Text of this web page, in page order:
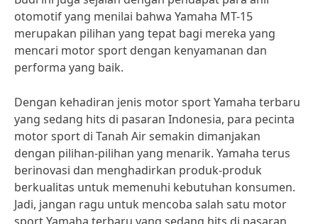
otomotif yang menilai bahwa Yamaha MT-15
merupakan pilihan yang tepat bagi mereka yang
mencari motor sport dengan kenyamanan dan
performa yang baik.
Dengan kehadiran jenis motor sport Yamaha terbaru
yang sedang hits di pasaran Indonesia, para pecinta
motor sport di Tanah Air semakin dimanjakan
dengan pilihan-pilihan yang menarik. Yamaha terus
berinovasi dan menghadirkan produk-produk
berkualitas untuk memenuhi kebutuhan konsumen.
Jadi, jangan ragu untuk mencoba salah satu motor